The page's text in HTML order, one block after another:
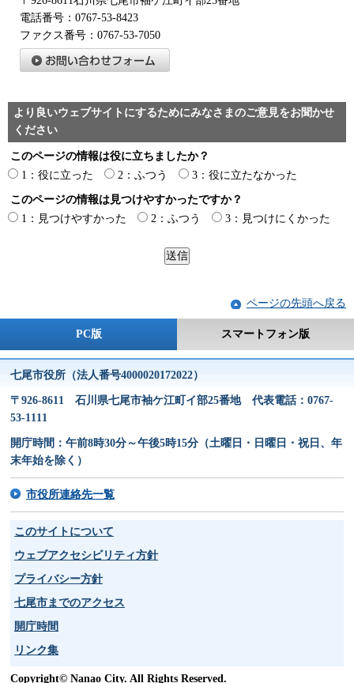
電話番号：0767-53-8423
ファクス番号：0767-53-7050
より良いウェブサイトにするためにみなさまのご意見をお聞かせ
ください
このページの情報は役に立ちましたか？
1：役に立った
2：ふつう 3：役に立たなかった
このページの情報は見つけやすかったですか？
1：見つけやすかった
2：ふつう 3：見つけにくかった
ページの先頭へ戻る
PC版 スマートフォン版
七尾市役所（法人番号4000020172022）
〒926-8611 石川県七尾市袖ケ江町イ部25番地 代表電話：0767-
53-1111
開庁時間：午前8時30分～午後5時15分（土曜日・日曜日・祝日、年
末年始を除く）
市役所連絡先一覧
このサイトについて
ウェブアクセシビリティ方針
プライバシー方針
七尾市までのアクセス
開庁時間
リンク集
Copyright© Nanao City. All Rights Reserved.